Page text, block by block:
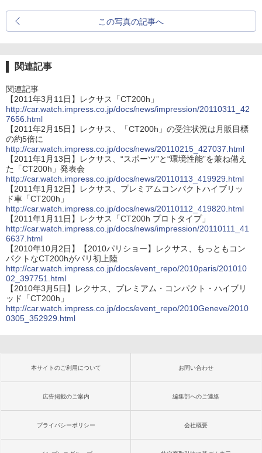
この写真の記事へ
関連記事
関連記事
【2011年3月11日】レクサス「CT200h」
http://car.watch.impress.co.jp/docs/news/impression/20110311_42
7656.html
【2011年2月15日】レクサス、「CT200h」の受注状況は月販目標
の約5倍に
http://car.watch.impress.co.jp/docs/news/20110215_427037.html
【2011年1月13日】レクサス、“スポーツ”と“環境性能”を兼ね備え
た「CT200h」発表会
http://car.watch.impress.co.jp/docs/news/20110113_419929.html
【2011年1月12日】レクサス、プレミアムコンパクトハイブリッ
ド車「CT200h」
http://car.watch.impress.co.jp/docs/news/20110112_419820.html
【2011年1月11日】レクサス「CT200h プロトタイプ」
http://car.watch.impress.co.jp/docs/news/impression/20110111_41
6637.html
【2010年10月2日】【2010パリショー】レクサス、もっともコン
パクトなCT200hがパリ初上陸
http://car.watch.impress.co.jp/docs/event_repo/2010paris/201010
02_397751.html
【2010年3月5日】レクサス、プレミアム・コンパクト・ハイブリ
ッド「CT200h」
http://car.watch.impress.co.jp/docs/event_repo/2010Geneve/2010
0305_352929.html
本サイトのご利用について お問い合わせ
広告掲載のご案内 編集部へのご連絡
プライバシーポリシー 会社概要